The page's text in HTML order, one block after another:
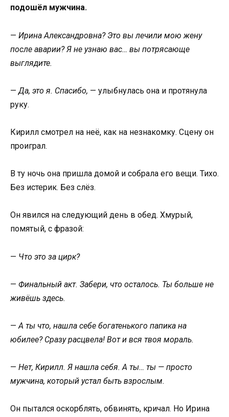
подошёл мужчина.
— Ирина Александровна? Это вы лечили мою жену
после аварии? Я не узнаю вас… вы потрясающе
выглядите.
— Да, это я. Спасибо, — улыбнулась она и протянула
руку.
Кирилл смотрел на неё, как на незнакомку. Сцену он
проиграл.
В ту ночь она пришла домой и собрала его вещи. Тихо.
Без истерик. Без слёз.
Он явился на следующий день в обед. Хмурый,
помятый, с фразой:
— Что это за цирк?
— Финальный акт. Забери, что осталось. Ты больше не
живёшь здесь.
—А ты что, нашла себе богатенького папика на
юбилее? Сразу расцвела! Вот и вся твоя мораль.
— Нет, Кирилл. Я нашла себя. А ты… ты — просто
мужчина, который устал быть взрослым.
Он пытался оскорблять, обвинять, кричал. Но Ирина